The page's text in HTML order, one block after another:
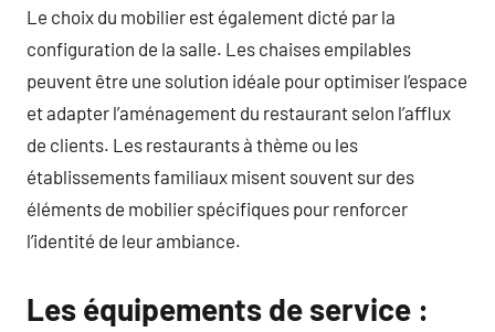
Le choix du mobilier est également dicté par la
configuration de la salle. Les chaises empilables
peuvent être une solution idéale pour optimiser l’espace
et adapter l’aménagement du restaurant selon l’afflux
de clients. Les restaurants à thème ou les
établissements familiaux misent souvent sur des
éléments de mobilier spécifiques pour renforcer
l’identité de leur ambiance.
Les équipements de service :